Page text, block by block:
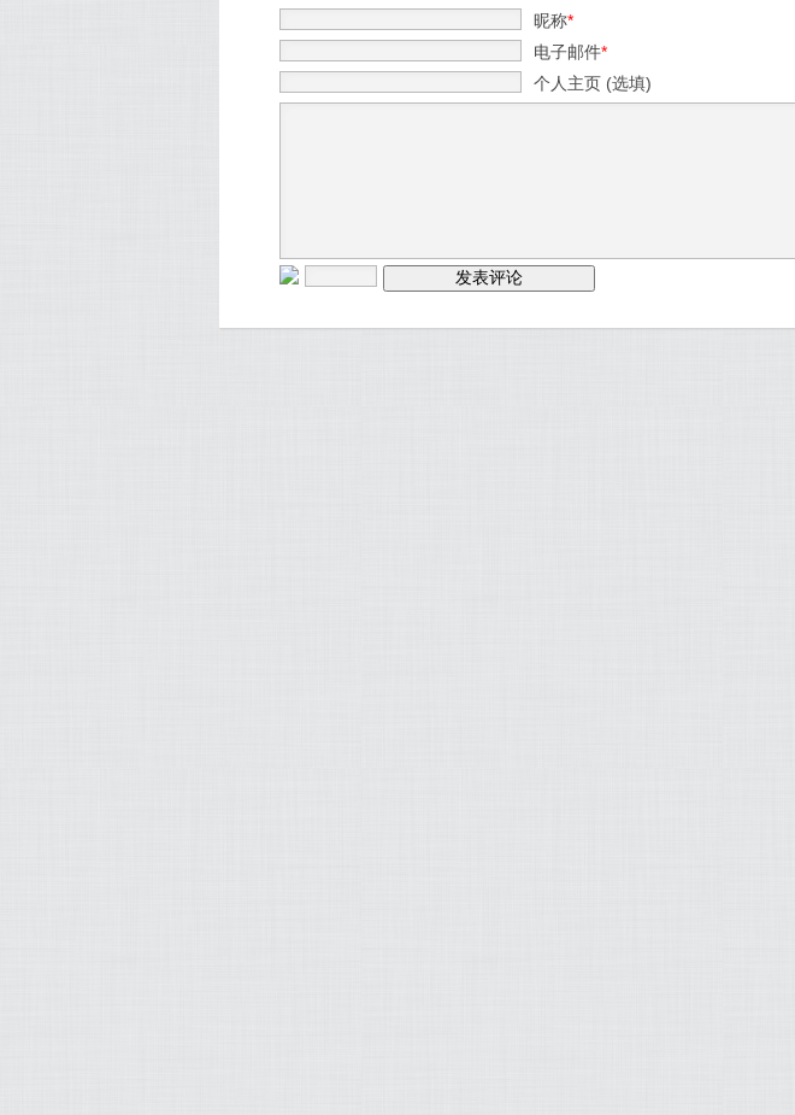
昵称*
电子邮件*
个人主页 (选填)